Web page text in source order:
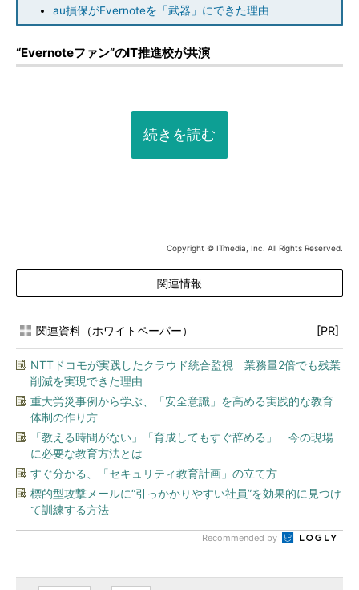
au損保がEvernoteを「武器」にできた理由
“Evernoteファン”のIT推進校が共演
続きを読む
Copyright © ITmedia, Inc. All Rights Reserved.
関連情報
関連資料（ホワイトペーパー） [PR]
NTTドコモが実践したクラウド統合監視 業務量2倍でも残業
削減を実現できた理由
重大労災事例から学ぶ、「安全意識」を高める実践的な教育
体制の作り方
「教える時間がない」「育成してもすぐ辞める」 今の現場
に必要な教育方法とは
すぐ分かる、「セキュリティ教育計画」の立て方
標的型攻撃メールに“引っかかりやすい社員”を効果的に見つけ
て訓練する方法
Recommended by